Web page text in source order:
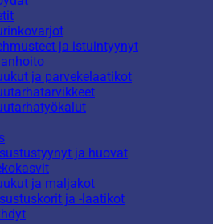
ja istuintyynyt
ja parvekelaatikot
ja huovat
ja maljakot
ja -laatikot